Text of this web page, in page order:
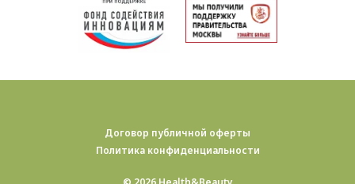
Договор публичной оферты
Политика конфиденциальности